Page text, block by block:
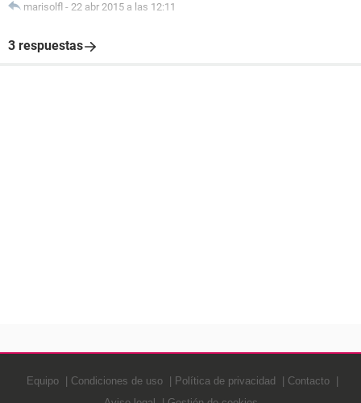
marisolfl - 22 abr 2015 a las 12:11
3 respuestas
Equipo Condiciones de uso Política de privacidad
Contacto